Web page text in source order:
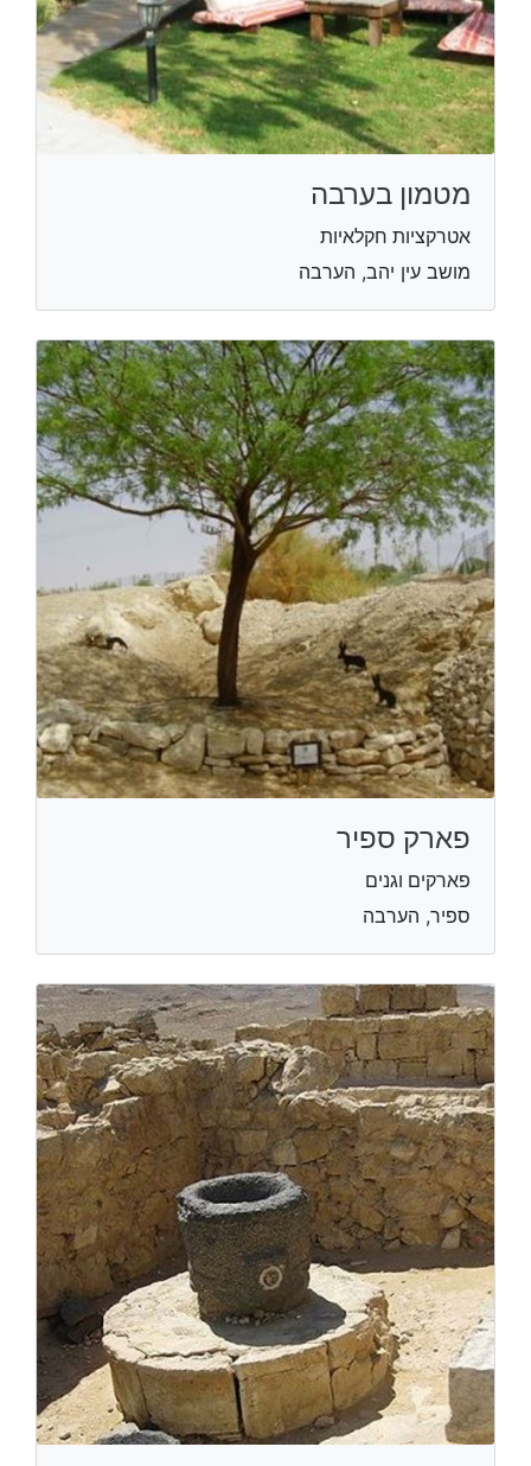
מטמון בערבה
אטרקציות חקלאיות
מושב עין יהב, הערבה
פארק ספיר
פארקים וגנים
ספיר, הערבה